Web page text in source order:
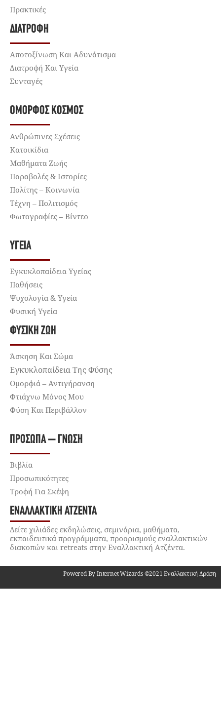
Πρακτικές
ΔΙΑΤΡΟΦΉ
Αποτοξίνωση Και Αδυνάτισμα
Διατροφή Και Υγεία
Συνταγές
ΌΜΟΡΦΟΣ ΚΌΣΜΟΣ
Ανθρώπινες Σχέσεις
Κατοικίδια
Μαθήματα Ζωής
Παραβολές & Ιστορίες
Πολίτης – Κοινωνία
Τέχνη – Πολιτισμός
Φωτογραφίες – Βίντεο
ΥΓΕΊΑ
Εγκυκλοπαίδεια Υγείας
Παθήσεις
Ψυχολογία & Υγεία
Φυσική Υγεία
ΦΥΣΙΚΉ ΖΩΉ
Άσκηση Και Σώμα
Εγκυκλοπαίδεια Της Φύσης
Ομορφιά – Αντιγήρανση
Φτιάχνω Μόνος Μου
Φύση Και Περιβάλλον
ΠΡΌΣΩΠΑ – ΓΝΏΣΗ
Βιβλία
Προσωπικότητες
Τροφή Για Σκέψη
ΕΝΑΛΛΑΚΤΙΚΉ ΑΤΖΈΝΤΑ
Δείτε χιλιάδες εκδηλώσεις, σεμινάρια, μαθήματα,
εκπαιδευτικά προγράμματα, προορισμούς εναλλακτικών
διακοπών και retreats στην Εναλλακτική Ατζέντα.
Powered By Internet Wizards ©2021 Εναλλακτική Δράση